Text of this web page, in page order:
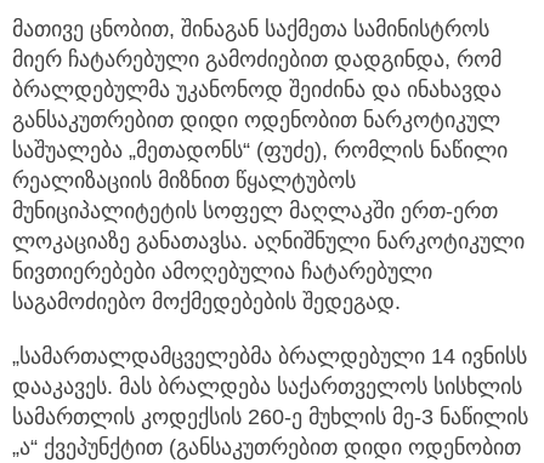
მათივე ცნობით, შინაგან საქმეთა სამინისტროს
მიერ ჩატარებული გამოძიებით დადგინდა, რომ
ბრალდებულმა უკანონოდ შეიძინა და ინახავდა
განსაკუთრებით დიდი ოდენობით ნარკოტიკულ
საშუალება „მეთადონს“ (ფუძე), რომლის ნაწილი
რეალიზაციის მიზნით წყალტუბოს
მუნიციპალიტეტის სოფელ მაღლაკში ერთ-ერთ
ლოკაციაზე განათავსა. აღნიშნული ნარკოტიკული
ნივთიერებები ამოღებულია ჩატარებული
საგამოძიებო მოქმედებების შედეგად.
„სამართალდამცველებმა ბრალდებული 14 ივნისს
დააკავეს. მას ბრალდება საქართველოს სისხლის
სამართლის კოდექსის 260-ე მუხლის მე-3 ნაწილის
„ა“ ქვეპუნქტით (განსაკუთრებით დიდი ოდენობით